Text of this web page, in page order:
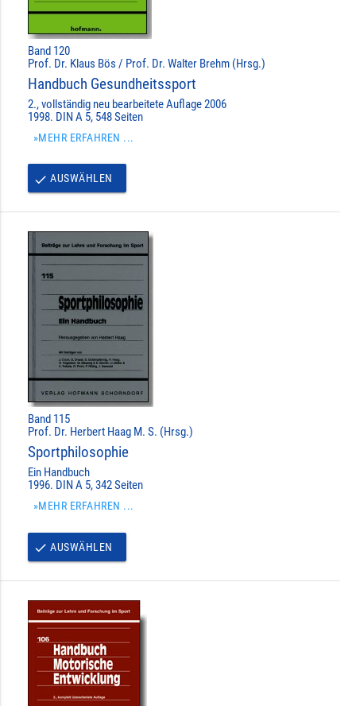
Band 120
Prof. Dr. Klaus Bös / Prof. Dr. Walter Brehm (Hrsg.)
Handbuch Gesundheitssport
2., vollständig neu bearbeitete Auflage 2006
1998. DIN A 5, 548 Seiten
»MEHR ERFAHREN ...
done AUSWÄHLEN
Band 115
Prof. Dr. Herbert Haag M. S. (Hrsg.)
Sportphilosophie
Ein Handbuch
1996. DIN A 5, 342 Seiten
»MEHR ERFAHREN ...
done AUSWÄHLEN